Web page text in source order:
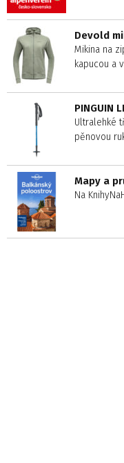
Devold
Mikina na
kapucou a
PINGUIN
Ultralehké
pěnovou
Mapy a
Na